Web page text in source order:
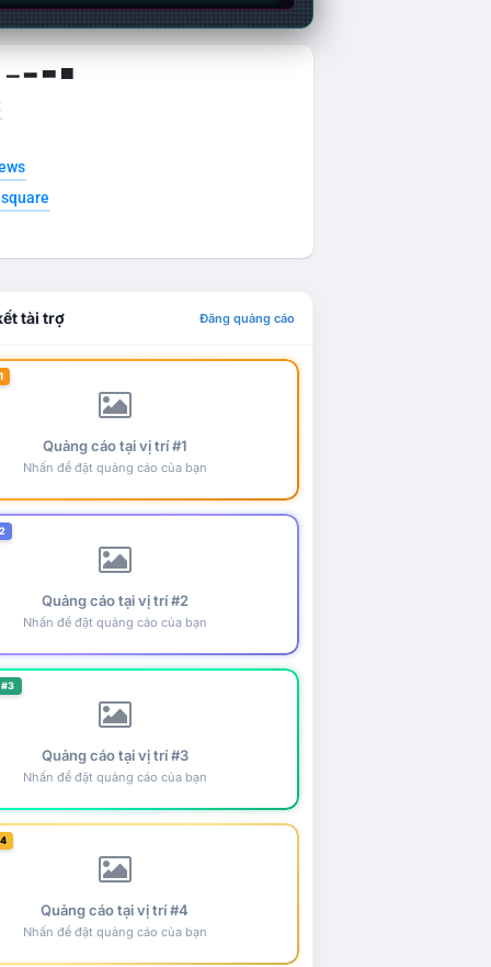
▁ ▂ ▃ ▄
tài trợ Đăng quảng cáo
Quảng cáo tại vị trí #1
Nhấn để đặt quảng cáo của bạn
Quảng cáo tại vị trí #2
Nhấn để đặt quảng cáo của bạn
Quảng cáo tại vị trí #3
Nhấn để đặt quảng cáo của bạn
Quảng cáo tại vị trí #4
Nhấn để đặt quảng cáo của bạn